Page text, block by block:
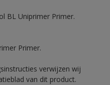
BL Uniprimer Primer.
Primer.
verwijzen wij
van dit product.